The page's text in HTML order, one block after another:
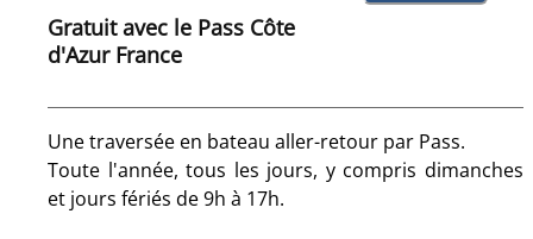
Gratuit avec le Pass Côte
d'Azur France
Une traversée en bateau aller-retour par Pass.
Toute l'année, tous les jours, y compris dimanches
et jours fériés de 9h à 17h.